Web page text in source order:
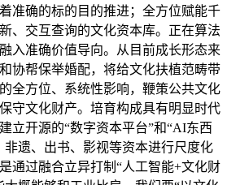
准确的标的目的推进；全方位赋能千
、交互查询的文化资本库。正在算法
入准确价值导向。从目前成长形态来
协帮保举婚配，将给文化扶植范畴带
全方位、系统性影响，鞭策公共文化
守文化财产。培育构成具有明显时代
立开源的“数字资本平台”和“AI东西
非遗、出书、影视等资本进行尺度化
通过融合立异打制“人工智能+文化财